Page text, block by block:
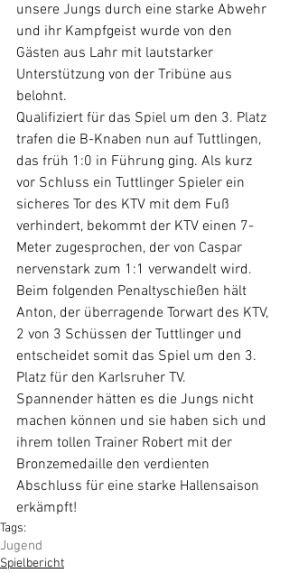
unsere Jungs durch eine starke Abwehr
und ihr Kampfgeist wurde von den
Gästen aus Lahr mit lautstarker
Unterstützung von der Tribüne aus
belohnt.
Qualifiziert für das Spiel um den 3. Platz
trafen die B-Knaben nun auf Tuttlingen,
das früh 1:0 in Führung ging. Als kurz
vor Schluss ein Tuttlinger Spieler ein
sicheres Tor des KTV mit dem Fuß
verhindert, bekommt der KTV einen 7-
Meter zugesprochen, der von Caspar
nervenstark zum 1:1 verwandelt wird.
Beim folgenden Penaltyschießen hält
Anton, der überragende Torwart des KTV,
2 von 3 Schüssen der Tuttlinger und
entscheidet somit das Spiel um den 3.
Platz für den Karlsruher TV.
Spannender hätten es die Jungs nicht
machen können und sie haben sich und
ihrem tollen Trainer Robert mit der
Bronzemedaille den verdienten
Abschluss für eine starke Hallensaison
erkämpft!
Tags:
Jugend
Spielbericht